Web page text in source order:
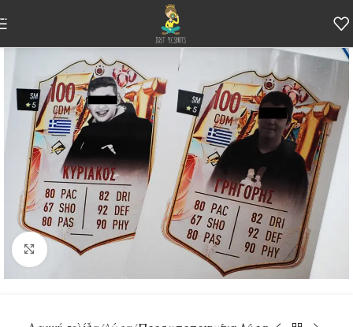
Skip to navigation
Skip to main content
Κάντε κλικ για μεγέθυνση